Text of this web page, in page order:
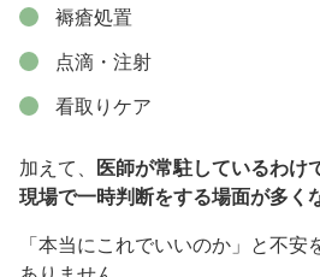
褥瘡処置
点滴・注射
看取りケア
加えて、 医師が常駐しているわけ
現場で一時判断をする場面が多く
「本当にこれでいいのか」と不安